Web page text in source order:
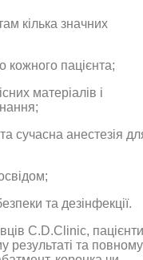
кілька значних
кожного пацієнта;
матеріалів і
сучасна анестезія
та дезінфекції.
C.D.Clinic,
результаті та повному